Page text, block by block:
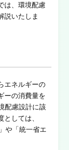
は、環境配慮
説いたしま
エネルギーの
ーの消費量を
配慮設計に該
しては、
や「統一省エ